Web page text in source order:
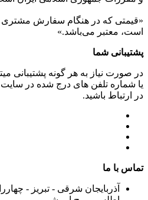
«قیمتی که در هنگام سفارش مشتری
است، معتبر می‌باشد.»
پشتیبانی شما
در صورت نیاز به هر گونه پشتیبانی
یا شماره تلفن های درج شده در سایت
در ارتباط باشید.
تماس با ما
آذربایجان شرقی - تبریز -